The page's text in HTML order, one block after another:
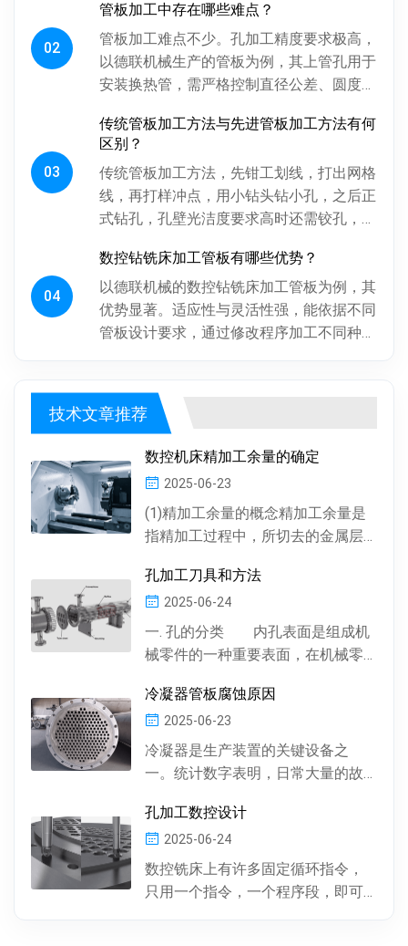
关键，通过射线、超声波探伤检...
02
管板加工中存在哪些难点？
管板加工难点不少。孔加工精度要求极高，
以德联机械生产的管板为例，其上管孔用于
安装换热管，需严格控制直径公差、圆度、
影响换热管安装与设备性能。板...
03
传统管板加工方法与先进管板加工方法有何
区别？
传统管板加工方法，先钳工划线，打出网格
线，再打样冲点，用小钻头钻小孔，之后正
式钻孔，孔壁光洁度要求高时还需铰孔，最
摇臂定位，劳动强度大、效率低...
04
数控钻铣床加工管板有哪些优势？
以德联机械的数控钻铣床加工管板为例，其
优势显著。适应性与灵活性强，能依据不同
管板设计要求，通过修改程序加工不同种
技术文章推荐
数控机床精加工余量的确定
2025-06-23
(1)精加工余量的概念精加工余量是
指精加工过程中，所切去的金属层
工余量由精加工一次...
孔加工刀具和方法
2025-06-24
一. 孔的分类 内孔表面是组成机
械零件的一种重要表面，在机械零
有圆柱形孔、...
冷凝器管板腐蚀原因
2025-06-23
冷凝器是生产装置的关键设备之
一。统计数字表明，日常大量的故
凝器管材的腐蚀损坏所...
孔加工数控设计
2025-06-24
数控铣床上有许多固定循环指令，
只用一个指令，一个程序段，即可